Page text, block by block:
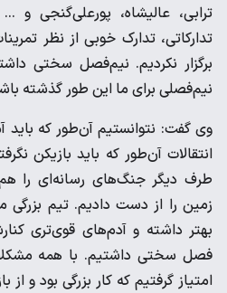
ترابی، عالیشاه، پورعلی‌گنجی
تدارکاتی، تدارک خوبی از نظر
برگزار نکردیم. نیم‌فصل سختی
نیم‌فصلی برای ما این طور گذشته
وی گفت: نتوانستیم آن‌طور که باید
انتقالات آن‌طور که باید بازیکن
طرف دیگر جنگ‌های رسانه‌ای را
زمین را از دست دادیم. تیم بزرگی
بهتر داشته و آدم‌های قوی‌تری
امتیاز گرفتیم که کار بزرگی بود و